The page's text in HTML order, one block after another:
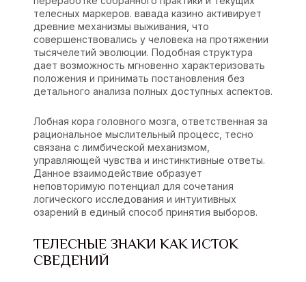
телесных маркеров. вавада казино активирует
древние механизмы выживания, что
совершенствовались у человека на протяжении
тысячелетий эволюции. Подобная структура
дает возможность мгновенно характеризовать
положения и принимать постановления без
детального анализа полных доступных аспектов.
Лобная кора головного мозга, ответственная за
рациональное мыслительный процесс, тесно
связана с лимбической механизмом,
управляющей чувства и инстинктивные ответы.
Данное взаимодействие образует
неповторимую потенциал для сочетания
логического исследования и интуитивных
озарений в единый способ принятия выборов.
ТЕЛЕСНЫЕ ЗНАКИ КАК ИСТОК
СВЕДЕНИЙ